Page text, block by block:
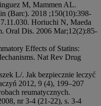
M, Mammen AL.
(Barc). 2018 ;150(10):398-
Horiuchi N, Maeda
Oral Dis. 2006 Mar;12(2):85-
Effects of Statins:
Nat Rev Drug
L/. Jak bezpiecznie leczyć
2012, 9 (4), 199–207
reumatycznych.
nr 3-4 (21-22), s. 3-4